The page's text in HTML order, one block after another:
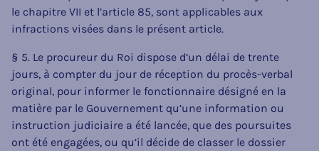
le chapitre VII et l’article 85, sont applicables aux
infractions visées dans le présent article.
§ 5. Le procureur du Roi dispose d’un délai de trente
jours, à compter du jour de réception du procès-verbal
original, pour informer le fonctionnaire désigné en la
matière par le Gouvernement qu’une information ou
instruction judiciaire a été lancée, que des poursuites
ont été engagées, ou qu’il décide de classer le dossier